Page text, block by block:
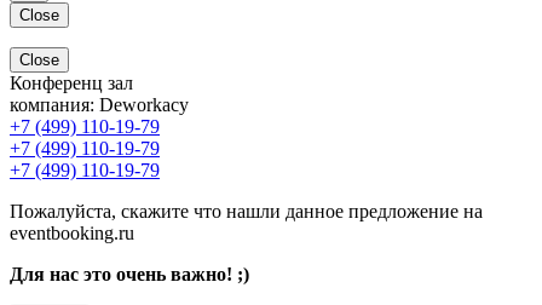
Close
Close
Конференц зал
компания: Deworkacy
+7 (499) 110-19-79
+7 (499) 110-19-79
+7 (499) 110-19-79
Пожалуйста, скажите что нашли данное предложение на
eventbooking.ru
Для нас это очень важно! ;)